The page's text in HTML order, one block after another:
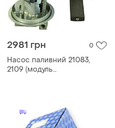
2981 грн 0
Насос паливний 21083,
2109 (модуль